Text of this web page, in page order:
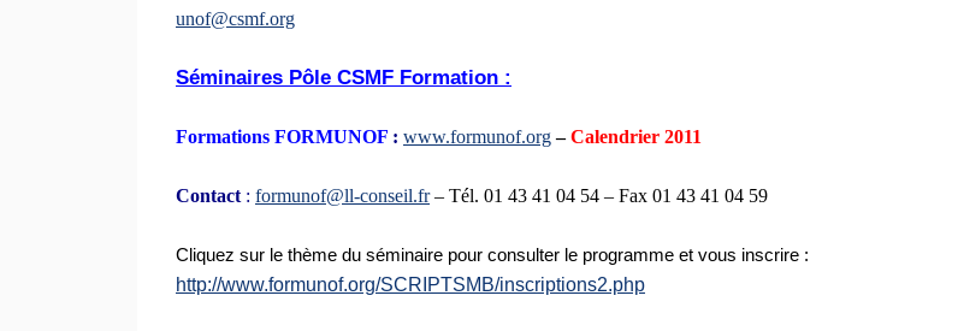
unof@csmf.org
Séminaires Pôle CSMF Formation :
Formations FORMUNOF : www.formunof.org–Calendrier 2011
Contact : formunof@ll-conseil.fr– Tél. 01 43 41 04 54 – Fax 01 43 41 04 59
Cliquez sur le thème du séminaire pour consulter le programme et vous inscrire :
http://www.formunof.org/SCRIPTSMB/inscriptions2.php